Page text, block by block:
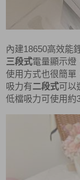
內建18650高效能
三段式電量顯示燈
使用方式也很簡單
吸力有二段式可以
低檔吸力可使用約